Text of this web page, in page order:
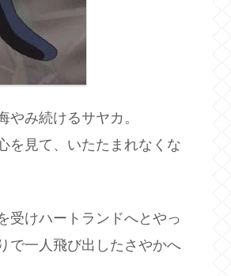
み続けるサヤカ。
を見て、いたたまれなくな
受けハートランドへとやっ
で一人飛び出したさやかへ